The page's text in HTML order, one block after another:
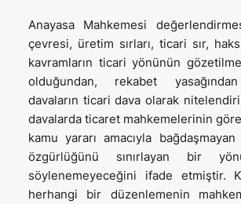
Anayasa Mahkemesi
çevresi, üretim sırları, ticari sır,
kavramların ticari yönünün
olduğundan, rekabet
davaların ticari dava olarak
davalarda ticaret mahkemelerinin
kamu yararı amacıyla
özgürlüğünü sınırlayan bir
söylenemeyeceğini ifade etmiştir.
herhangi bir düzenlemenin